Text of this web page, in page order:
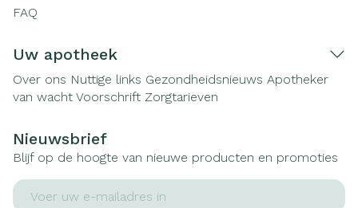
FAQ
Uw apotheek
Over ons Nuttige links Gezondheidsnieuws Apotheker
van wacht Voorschrift Zorgtarieven
Nieuwsbrief
Blijf op de hoogte van nieuwe producten en promoties
E-mail adres